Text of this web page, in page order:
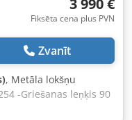
3 990 €
Fiksēta cena plus PVN
Zvanīt
, Metāla lokšņu
-Griešanas leņķis 90
lokšņu